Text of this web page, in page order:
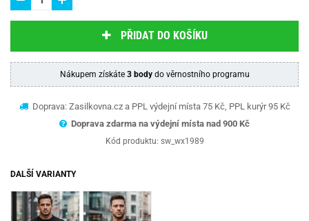
PŘIDAT DO KOŠÍKU
Nákupem získáte 3 bodydo věrnostního programu
Doprava: Zasilkovna.cz a PPL výdejní místa 75 Kč, PPL kurýr 95 Kč
Doprava zdarma na výdejní místa nad 900 Kč
Kód produktu: sw_wx1989
DALŠÍ VARIANTY